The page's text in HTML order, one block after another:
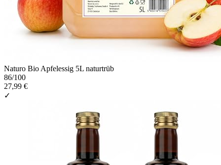
Naturo Bio Apfelessig 5L naturtrüb
86/100
27,99 €
✓